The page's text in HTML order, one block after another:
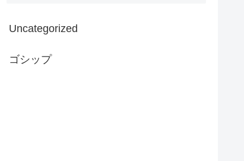
Uncategorized
ゴシップ